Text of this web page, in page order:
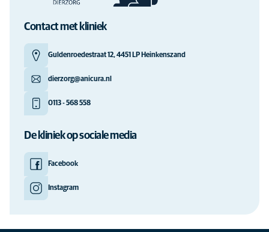
Contact met kliniek
Guldenroedestraat 12, 4451 LP Heinkenszand
dierzorg@anicura.nl
0113 - 568 558
De kliniek op sociale media
Facebook
Instagram